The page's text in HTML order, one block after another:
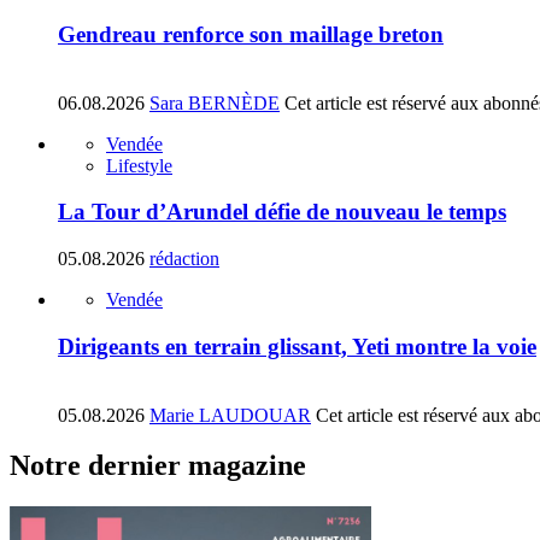
Gendreau renforce son maillage breton
06.08.2026 Sara BERNÈDE Cet article est réservé aux
Vendée
Lifestyle
La Tour d’Arundel défie de nouveau le temps
05.08.2026 rédaction
Vendée
Dirigeants en terrain glissant, Yeti montre la voie
05.08.2026 Marie LAUDOUAR Cet article est réservé aux
Notre dernier magazine